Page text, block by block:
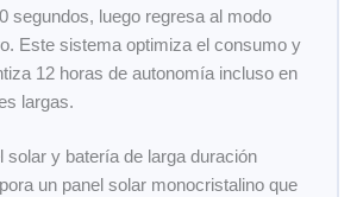
segundos, luego regresa al modo
Este sistema optimiza el consumo y
12 horas de autonomía incluso en
largas.
solar y batería de larga duración
un panel solar monocristalino que